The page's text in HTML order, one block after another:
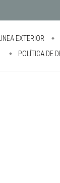
LINEA EXTERIOR
POLÍTICA DE